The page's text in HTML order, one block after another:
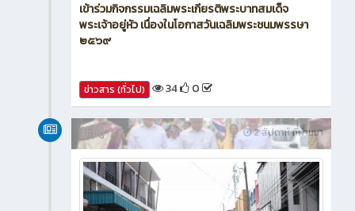
เข้าร่วมกิจกรรมเฉลิมพระเกียรติพระบาทสมเด็จ
พระเจ้าอยู่หัว เนื่องในโอกาสวันเฉลิมพระชนมพรรษา
๒๕๖๙
ข่าวสาร (ทั่วไป) 34 0
2 สัปดาห์ ที่ผ่านมา
新闻